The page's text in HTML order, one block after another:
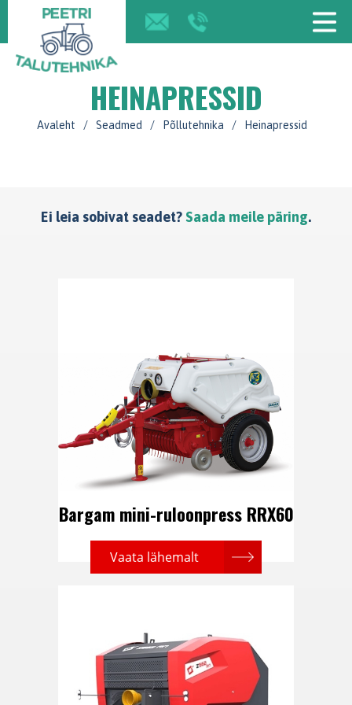
HEINAPRESSID
Avaleht / Seadmed / Põllutehnika / Heinapressid
Ei leia sobivat seadet?Saada meile päring.
Bargam mini-ruloonpress RRX60
Vaata lähemalt